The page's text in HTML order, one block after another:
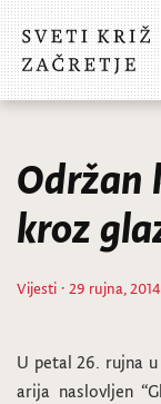
Održan
kroz
Vijesti · 29 rujna,
U petal 26. rujna
arija naslovljen